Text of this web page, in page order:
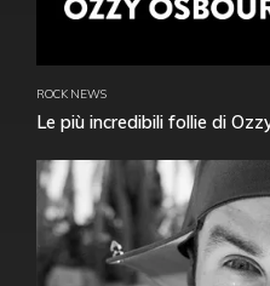
ROCK NEWS
Le più incredibili follie di